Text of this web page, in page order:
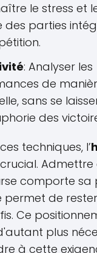
le stress et
des parties
: Analyser les
de
sans se
des
techniques, l’
Admettre
comporte sa
permet de
Ce
plus
à cette